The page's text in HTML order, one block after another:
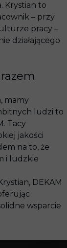
Krystian to
– przy
pracy –
działającego
mamy
ludzi to
Tacy
jakości
na to, że
i ludzkie
DEKAM
wsparcie